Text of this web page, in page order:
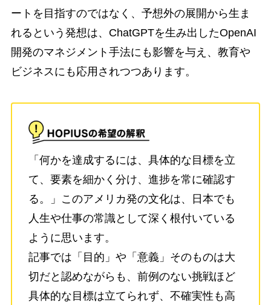
ートを目指すのではなく、予想外の展開から生ま
れるという発想は、ChatGPTを生み出したOpenAI
開発のマネジメント手法にも影響を与え、教育や
ビジネスにも応用されつつあります。
「何かを達成するには、具体的な目標を立
て、要素を細かく分け、進捗を常に確認す
る。」このアメリカ発の文化は、日本でも
人生や仕事の常識として深く根付いている
ように思います。
記事では「目的」や「意義」そのものは大
切だと認めながらも、前例のない挑戦ほど
具体的な目標は立てられず、不確実性も高